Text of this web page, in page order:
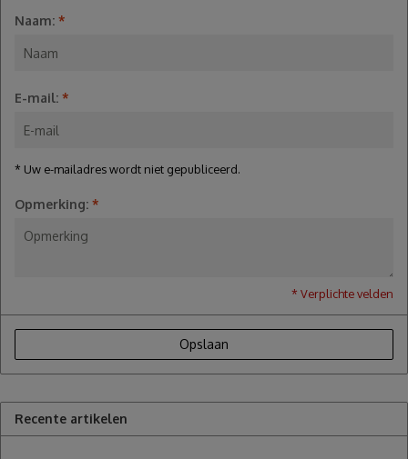
Naam: *
E-mail: *
* Uw e-mailadres wordt niet gepubliceerd.
Opmerking: *
* Verplichte velden
Opslaan
Recente artikelen